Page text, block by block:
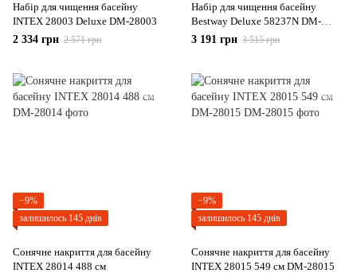
Набір для чищення басейну
INTEX 28003 Deluxe DM-28003
2 334 грн 2 571 грн
Набір для чищення басейну
Bestway Deluxe 58237N DM-
58237N
3 191 грн 3 515 грн
−9%
залишилось 145 днів
Сонячне накриття для басейну
INTEX 28014 488 см
−9%
залишилось 145 днів
Сонячне накриття для басейну
INTEX 28015 549 см DM-28015